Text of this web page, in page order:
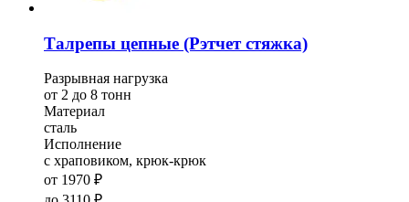
Талрепы цепные (Рэтчет стяжка)
Разрывная нагрузка
от 2 до 8 тонн
Материал
сталь
Исполнение
с храповиком, крюк-крюк
от 1970 ₽